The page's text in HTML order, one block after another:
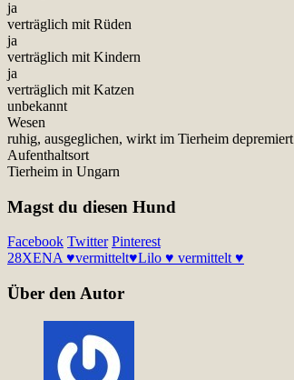
ja
verträglich mit Rüden
ja
verträglich mit Kindern
ja
verträglich mit Katzen
unbekannt
Wesen
ruhig, ausgeglichen, wirkt im Tierheim depremiert
Aufenthaltsort
Tierheim in Ungarn
Magst du diesen Hund
Facebook Twitter Pinterest
28XENA ♥vermittelt♥Lilo ♥ vermittelt ♥
Über den Autor